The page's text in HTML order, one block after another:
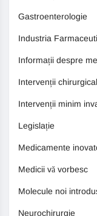
Gastroenterologie
Industria
Informații despre
Intervenții
Intervenții minim
Legislație
Medicamente
Medicii vă vorbesc
Molecule noi
Neurochirurgie